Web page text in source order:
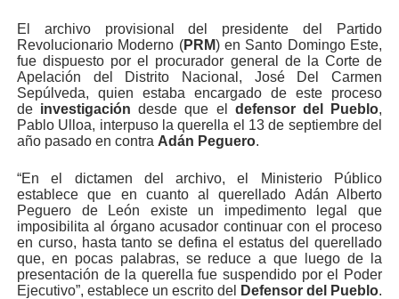
El archivo provisional del presidente del Partido
Revolucionario Moderno (PRM) en Santo Domingo Este,
fue dispuesto por el procurador general de la Corte de
Apelación del Distrito Nacional, José Del Carmen
Sepúlveda, quien estaba encargado de este proceso
de investigación desde que el defensor del Pueblo,
Pablo Ulloa, interpuso la querella el 13 de septiembre del
año pasado en contra Adán Peguero.
“En el dictamen del archivo, el Ministerio Público
establece que en cuanto al querellado Adán Alberto
Peguero de León existe un impedimento legal que
imposibilita al órgano acusador continuar con el proceso
en curso, hasta tanto se defina el estatus del querellado
que, en pocas palabras, se reduce a que luego de la
presentación de la querella fue suspendido por el Poder
Ejecutivo”, establece un escrito del
Defensor del Pueblo.